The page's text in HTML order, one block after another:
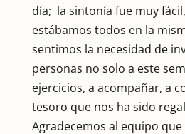
día; la sintonía fue muy
estábamos todos en la
sentimos la necesidad de
personas no solo a este
ejercicios, a acompañar, a
tesoro que nos ha sido
Agradecemos al equipo